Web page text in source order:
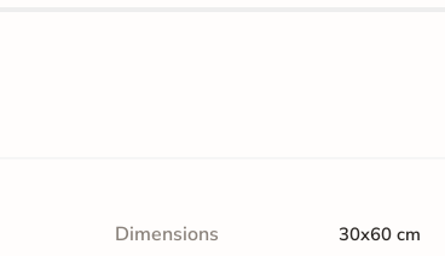
Dimensions 30x60 cm